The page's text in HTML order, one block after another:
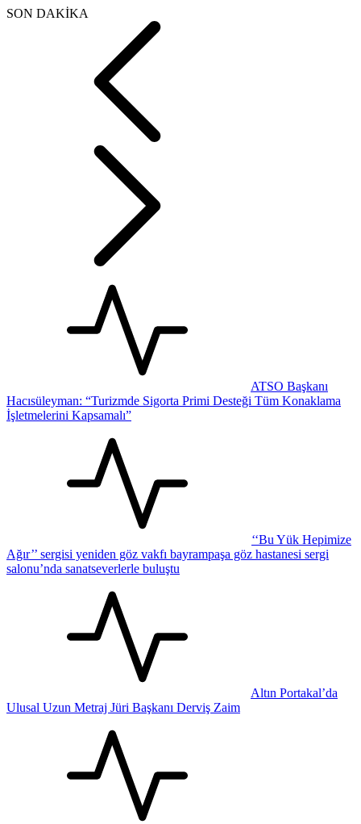
SON DAKİKA
ATSO Başkanı
Hacısüleyman: “Turizmde Sigorta Primi Desteği Tüm Konaklama
İşletmelerini Kapsamalı”
‘‘Bu Yük Hepimize
Ağır’’ sergisi yeniden göz vakfı bayrampaşa göz hastanesi sergi
salonu’nda sanatseverlerle buluştu
Altın Portakal’da
Ulusal Uzun Metraj Jüri Başkanı Derviş Zaim